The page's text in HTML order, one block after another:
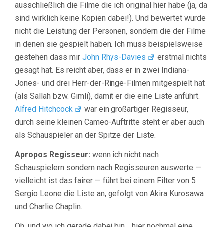
ausschließlich die Filme die ich original hier habe (ja, da
sind wirklich keine Kopien dabei!). Und bewertet wurde
nicht die Leistung der Personen, sondern die der Filme
in denen sie gespielt haben. Ich muss beispielsweise
gestehen dass mir John Rhys-Davies
erstmal nichts
gesagt hat. Es reicht aber, dass er in zwei Indiana-
Jones- und drei Herr-der-Ringe-Filmen mitgespielt hat
(als Sallah bzw. Gimli), damit er die eine Liste anführt.
Alfred Hitchcock
war ein großartiger Regisseur,
durch seine kleinen Cameo-Auftritte steht er aber auch
als Schauspieler an der Spitze der Liste.
Apropos Regisseur: wenn ich nicht nach
Schauspielern sondern nach Regisseuren auswerte —
vielleicht ist das fairer — führt bei einem Filter von 5
Sergio Leone die Liste an, gefolgt von Akira Kurosawa
und Charlie Chaplin.